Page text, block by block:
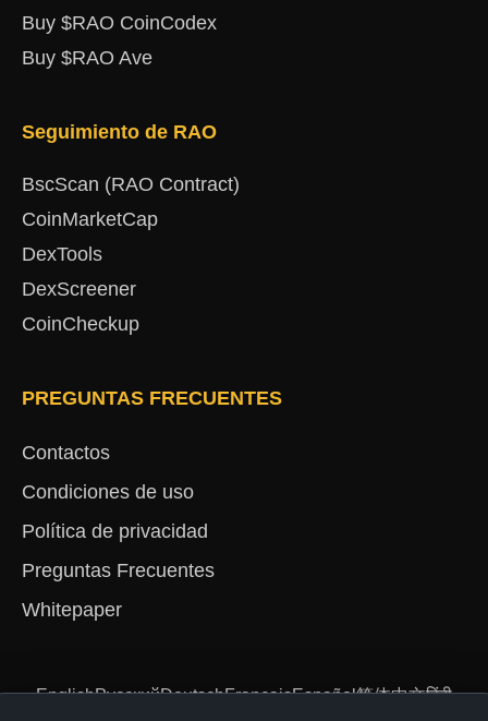
Buy $RAO CoinCodex
Buy $RAO Ave
Seguimiento de RAO
BscScan (RAO Contract)
CoinMarketCap
DexTools
DexScreener
CoinCheckup
PREGUNTAS FRECUENTES
Contactos
Condiciones de uso
Política de privacidad
Preguntas Frecuentes
Whitepaper
EnglishРусскийDeutschFrançaisEspañol简体中文हिंदी